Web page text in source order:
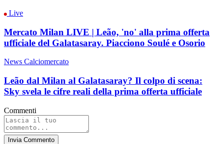
Live
Mercato Milan LIVE | Leão, 'no' alla prima offerta
ufficiale del Galatasaray. Piacciono Soulé e Osorio
News Calciomercato
Leão dal Milan al Galatasaray? Il colpo di scena:
Sky svela le cifre reali della prima offerta ufficiale
Commenti
Invia Commento